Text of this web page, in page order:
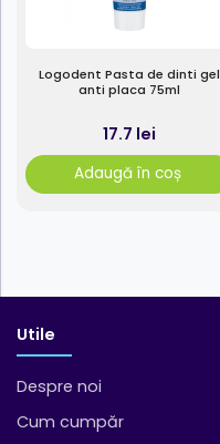
Logodent Pasta de dinti gel
anti placa 75ml
17.7 lei
Adaugă în coș
Utile
Despre noi
Cum cumpăr